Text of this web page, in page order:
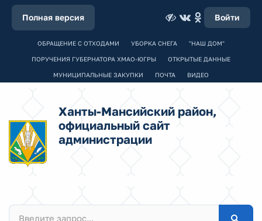
Полная версия Войти
ОБРАЩЕНИЕ С ОТХОДАМИ УБОРКА СНЕГА "НАШ ДОМ"
ПОРУЧЕНИЯ ГУБЕРНАТОРА ХМАО-ЮГРЫ ОТКРЫТЫЕ ДАННЫЕ
МУНИЦИПАЛЬНЫЕ ЗАКУПКИ ПОЧТА ВИДЕО
Ханты-Мансийский район,
официальный сайт
администрации